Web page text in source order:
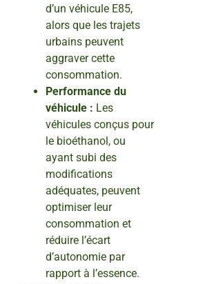
d’un véhicule E85,
alors que les trajets
urbains peuvent
aggraver cette
consommation.
Performance du
véhicule : Les
véhicules conçus pour
le bioéthanol, ou
ayant subi des
modifications
adéquates, peuvent
optimiser leur
consommation et
réduire l’écart
d’autonomie par
rapport à l’essence.